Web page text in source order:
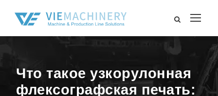
Что такое узкорулонная
флексографская печать: